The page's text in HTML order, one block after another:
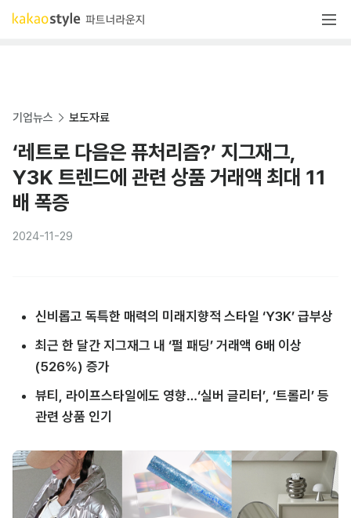
기업뉴스 보도자료
‘레트로 다음은 퓨처리즘?’ 지그재그,
Y3K 트렌드에 관련 상품 거래액 최대 11
배 폭증
2024-11-29
신비롭고 독특한 매력의 미래지향적 스타일 ‘Y3K’ 급부상
최근 한 달간 지그재그 내 ‘펄 패딩’ 거래액 6배 이상
(526%) 증가
뷰티, 라이프스타일에도 영향…‘실버 글리터’, ‘트롤리’ 등
관련 상품 인기